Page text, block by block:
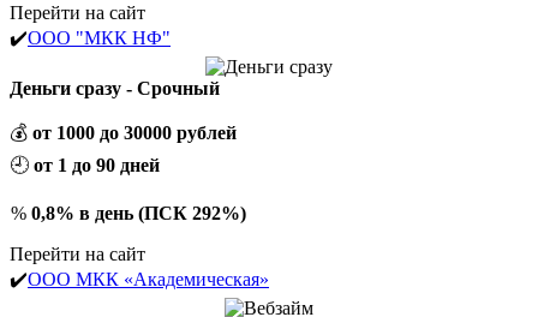
Перейти на сайт
✔️ООО "МКК НФ"
Деньги сразу - Срочный
💰 от 1000 до 30000 рублей
🕘 от 1 до 90 дней
% 0,8% в день (ПСК 292%)
Перейти на сайт
✔️ООО МКК «Академическая»